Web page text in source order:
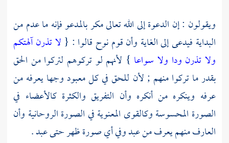
ويقولون : إن الدعوة إلى الله تعالى مكر بالمدعو فإنه ما عدم من
البداية فيدعى إلى الغاية وأنقومنوح قالوا : { لا تذرن آلهتكم
ولا تذرن ودا ولا سواعا } لأنهم لو تركوهم لتركوا من الحق
بقدر ما تركوا منهم ; لأن للحق في كل معبود وجها يعرفه من
عرفه وينكره من أنكره وأن التفريق والكثرة كالأعضاء في
الصورة المحسوسة وكالقوى المعنوية في الصورة الروحانية وأن
العارف منهم يعرف من عبد وفي أي صورة ظهر حتى عبد .